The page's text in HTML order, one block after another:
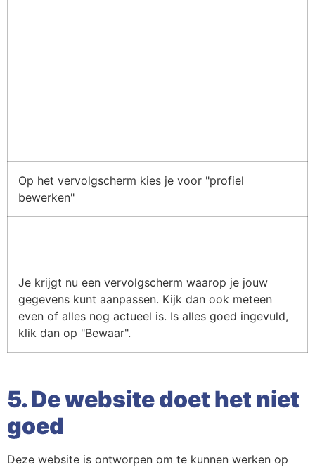
Op het vervolgscherm kies je voor "profiel
bewerken"
Je krijgt nu een vervolgscherm waarop je jouw
gegevens kunt aanpassen. Kijk dan ook meteen
even of alles nog actueel is. Is alles goed ingevuld,
klik dan op "Bewaar".
5. De website doet het niet
goed
Deze website is ontworpen om te kunnen werken op